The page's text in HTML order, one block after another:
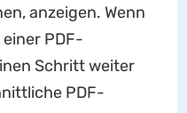
anzeigen. Wenn
PDF-
Schritt weiter
PDF-